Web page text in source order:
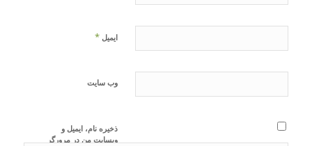
ایمیل *
وب‌ سایت
ذخیره نام، ایمیل و
وبسایت من در مرورگر